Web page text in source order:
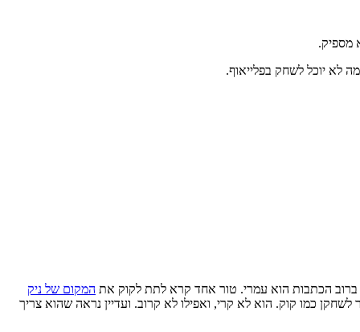
ברוב הכתבות הוא עמרי. טור אחד קרא לתת לקוק את המקום של ניק
כמו קוק. הוא לא קרי, ואפילו לא קרוב. ועדיין נראה שהוא צריך